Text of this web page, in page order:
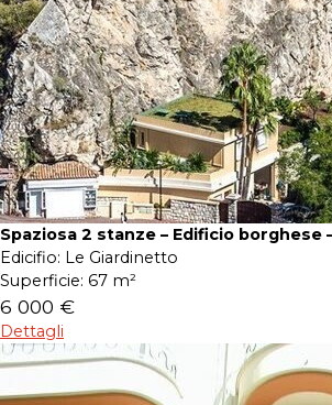
Spaziosa 2 stanze – Edificio borghese
Edicifio: Le Giardinetto
Superficie: 67 m²
6 000 €
Dettagli